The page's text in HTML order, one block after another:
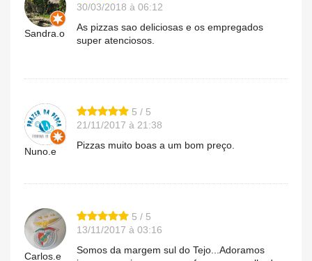
Sandra.o
30/03/2018 à 06:12
As pizzas sao deliciosas e os empregados
super atenciosos.
Nuno.e
5 / 5
21/11/2017 à 21:38
Pizzas muito boas a um bom preço.
Carlos.e
5 / 5
13/11/2017 à 03:16
Somos da margem sul do Tejo...Adoramos